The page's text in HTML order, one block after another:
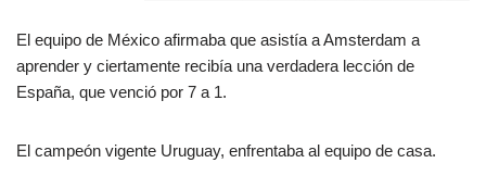
El equipo de México afirmaba que asistía a Amsterdam a
aprender y ciertamente recibía una verdadera lección de
España, que venció por 7 a 1.
El campeón vigente Uruguay, enfrentaba al equipo de casa.